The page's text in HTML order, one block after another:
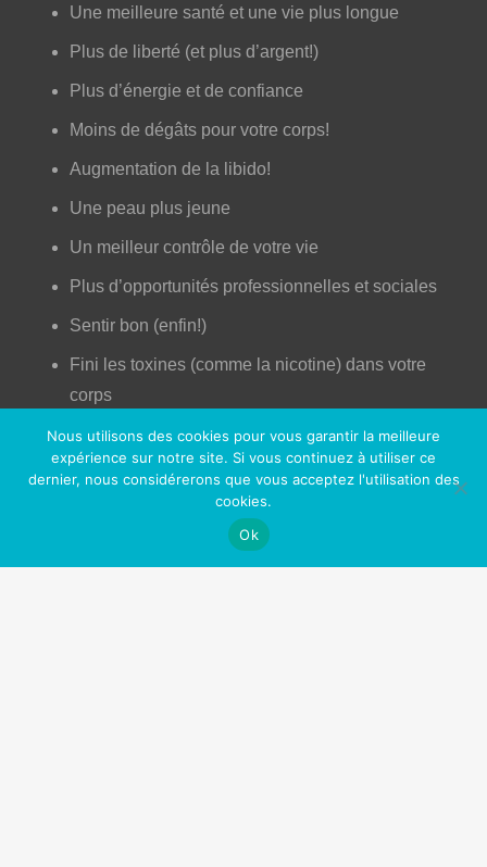
Une meilleure santé et une vie plus longue
Plus de liberté (et plus d’argent!)
Plus d’énergie et de confiance
Moins de dégâts pour votre corps!
Augmentation de la libido!
Une peau plus jeune
Un meilleur contrôle de votre vie
Plus d’opportunités professionnelles et sociales
Sentir bon (enfin!)
Fini les toxines (comme la nicotine) dans votre
corps
Nos Partenaires
OfficePlus Business Centers
Logidesk – Agenda en ligne partagé
Nous utilisons des cookies pour vous garantir la meilleure
expérience sur notre site. Si vous continuez à utiliser ce
dernier, nous considérerons que vous acceptez l'utilisation des
cookies.
Ok